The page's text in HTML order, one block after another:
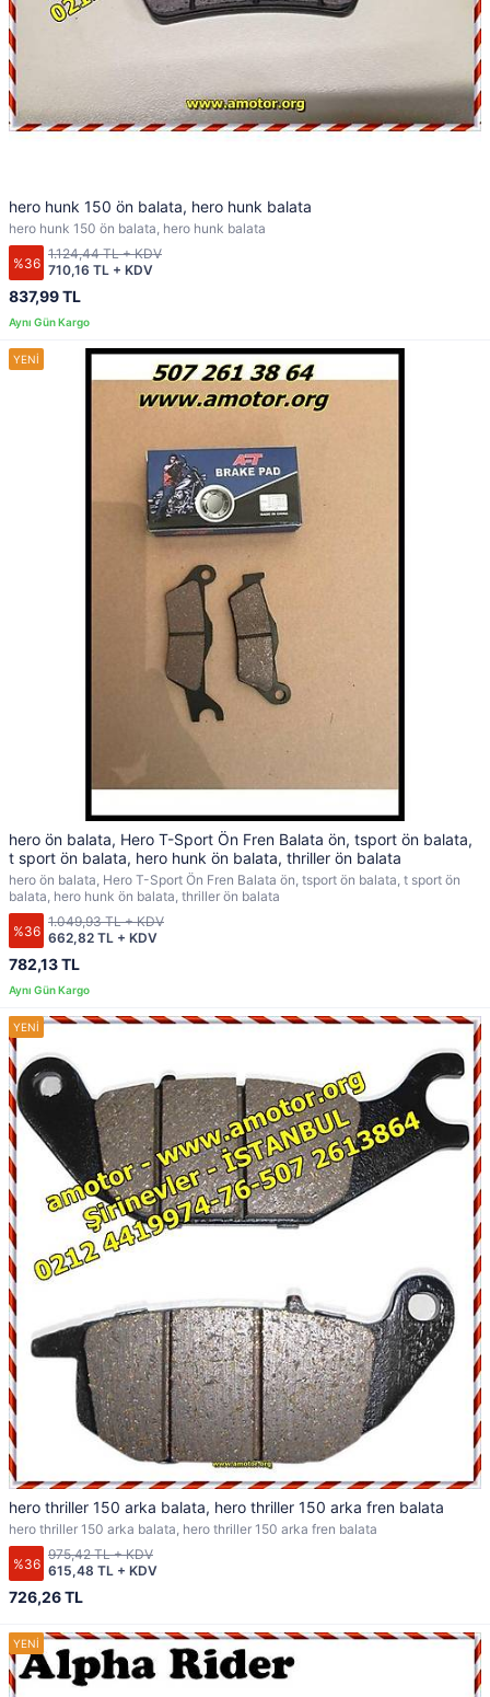
hero hunk 150 ön balata, hero hunk balata
hero hunk 150 ön balata, hero hunk balata
%36
837,99 TL
710,16 TL + KDV
1.124,44 TL + KDV
hero ön balata, Hero T-Sport Ön Fren Balata ön, tsport ön balata,
t sport ön balata, hero hunk ön balata, thriller ön balata
hero ön balata, Hero T-Sport Ön Fren Balata ön, tsport ön balata, t sport ön
balata, hero hunk ön balata, thriller ön balata
%36
782,13 TL
662,82 TL + KDV
1.049,93 TL + KDV
hero thriller 150 arka balata, hero thriller 150 arka fren balata
hero thriller 150 arka balata, hero thriller 150 arka fren balata
%36
726,26 TL
615,48 TL + KDV
975,42 TL + KDV